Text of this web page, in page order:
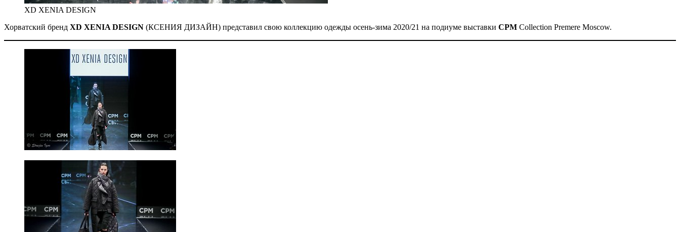
XD XENIA DESIGN
Хорватский бренд XD XENIA DESIGN (КСЕНИЯ ДИЗАЙН) представил свою коллекцию одежды осень-зима 2020/21 на подиуме выставки CPM Collection Premere Moscow.